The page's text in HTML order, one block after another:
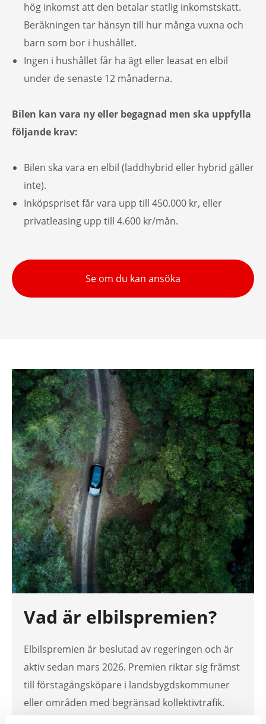
hög inkomst att den betalar statlig inkomstskatt.
Beräkningen tar hänsyn till hur många vuxna och
barn som bor i hushållet.
Ingen i hushållet får ha ägt eller leasat en elbil
under de senaste 12 månaderna.
Bilen kan vara ny eller begagnad men ska uppfylla
följande krav:
Bilen ska vara en elbil (laddhybrid eller hybrid gäller
inte).
Inköpspriset får vara upp till 450.000 kr, eller
privatleasing upp till 4.600 kr/mån.
Se om du kan ansöka
Vad är elbilspremien?
Elbilspremien är beslutad av regeringen och är
aktiv sedan mars 2026. Premien riktar sig främst
till förstagångsköpare i landsbygdskommuner
eller områden med begränsad kollektivtrafik.